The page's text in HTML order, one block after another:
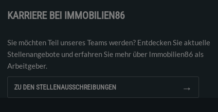
KARRIERE BEI IMMOBILIEN86
Sie möchten Teil unseres Teams werden? Entdecken Sie aktuelle
Stellenangebote und erfahren Sie mehr über Immobilien86 als
Arbeitgeber.
ZU DEN STELLENAUSSCHREIBUNGEN →